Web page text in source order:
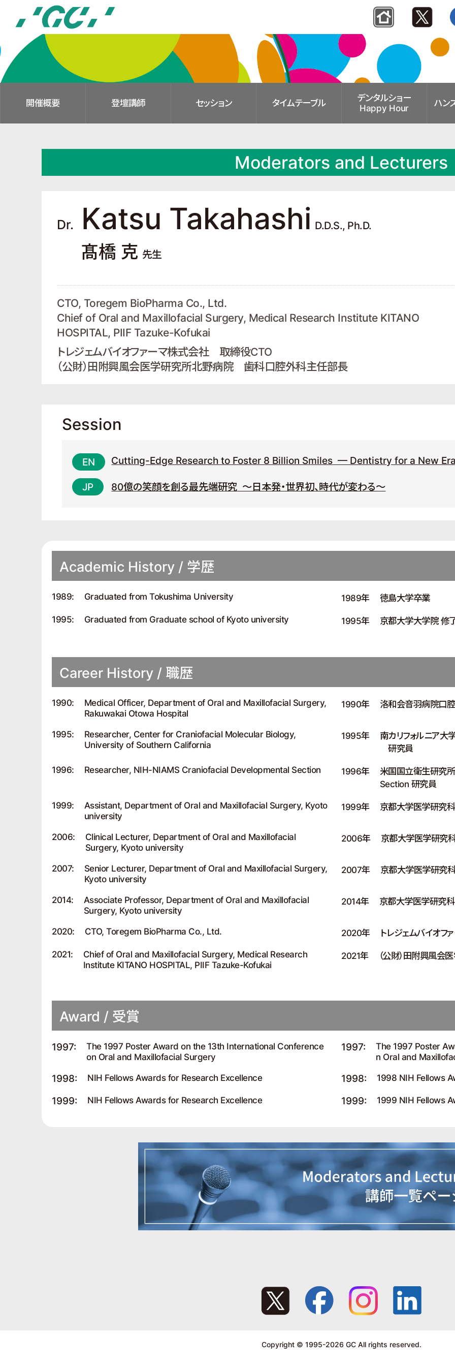
p
t
m
開催概要 登壇講師 セッション タイムテーブル
デンタルショー
Happy Hour
ハン
Moderators and Lecturers
Dr. Katsu Takahashi D.D.S., Ph.D.
髙橋 克 先生
CTO, Toregem BioPharma Co., Ltd.
Chief of Oral and Maxillofacial Surgery, Medical Research Institute KITANO
HOSPITAL, PIIF Tazuke-Kofukai
トレジェムバイオファーマ株式会社 取締役CTO
（公財）田附興風会医学研究所北野病院 歯科口腔外科主任部長
Session
Cutting-Edge Research to Foster 8 Billion Smiles — Dentistry for a New
80億の笑顔を創る最先端研究 ～日本発・世界初、時代が変わる～
Academic History / 学歴
1989: Graduated from Tokushima University
1995: Graduated from Graduate school of Kyoto university
1989年 徳島大学卒業
1995年 京都大学大学院 修
Career History / 職歴
1990:
Medical Officer, Department of Oral and Maxillofacial Surgery,
Rakuwakai Otowa Hospital
1995:
Researcher, Center for Craniofacial Molecular Biology,
University of Southern California
1996: Researcher, NIH-NIAMS Craniofacial Developmental Section
1999:
Assistant, Department of Oral and Maxillofacial Surgery, Kyoto
university
2006:
Clinical Lecturer, Department of Oral and Maxillofacial
Surgery, Kyoto university
2007:
Senior Lecturer, Department of Oral and Maxillofacial Surgery,
Kyoto university
2014:
Associate Professor, Department of Oral and Maxillofacial
Surgery, Kyoto university
2020:
CTO, Toregem BioPharma Co., Ltd.
2021:
Chief of Oral and Maxillofacial Surgery, Medical Research
Institute KITANO HOSPITAL, PIIF Tazuke-Kofukai
1990年 洛和会音羽病院口
1995年
南カリフォルニア
研究員
1996年
米国国立衛生研究
Section 研究員
1999年 京都大学医学研究
2006年 京都大学医学研究
2007年 京都大学医学研究
2014年 京都大学医学研究
2020年 トレジェムバイオ
2021年 （公財）田附興風
Award / 受賞
1997:
The 1997 Poster Award on the 13th International Conference
on Oral and Maxillofacial Surgery
1998: NIH Fellows Awards for Research Excellence
1999: NIH Fellows Awards for Research Excellence
1997:
The 1997 Poster
n Oral and
1998: 1998 NIH Fellows
1999: 1999 NIH Fellows
Copyright © 1995-2026 GC All rights reserved.